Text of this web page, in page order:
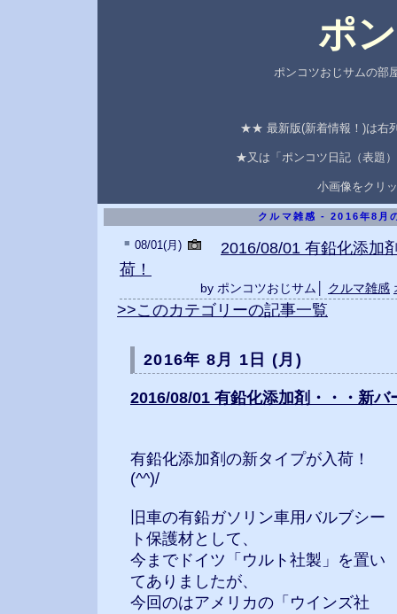
ポ
ポンコツおじサムの部
★★ 最新版(新着情報！)は右
★又は「ポンコツ日記（表題
小画像をクリ
クルマ雑感 - 2016年8月
■ 08/01(月)
2016/08/01 有鉛化添加
荷！
by ポンコツおじサム│ クルマ雑感
>>このカテゴリーの記事一覧
2016年 8月 1日 (月)
2016/08/01 有鉛化添加剤・・・新バ
有鉛化添加剤の新タイプが入荷！
(^^)/
旧車の有鉛ガソリン車用バルブシー
ト保護材として、
今までドイツ「ウルト社製」を置い
てありましたが、
今回のはアメリカの「ウインズ社